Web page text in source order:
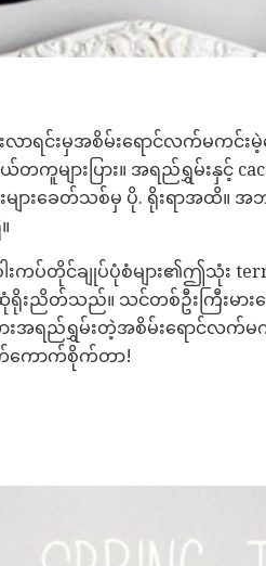
းလာရင်းမှအစိမ်းရောင်လက်မ
များပြား။ အရည်ရွှမ်းနှင့်
များခေတ်သစ်မှ ပို. ရိုးရာအ
ဝါးကပ်တိုင်ချုပ်ပုံစံများ၏ဤသုံး
ဆုံရိုးညိတ်သည်။ သင်တစ်ဦးကြီးမ
ားအရည်ရွှမ်းတဲ့အစိမ်းရောင်လ
ကောက်စိုက်တာ!